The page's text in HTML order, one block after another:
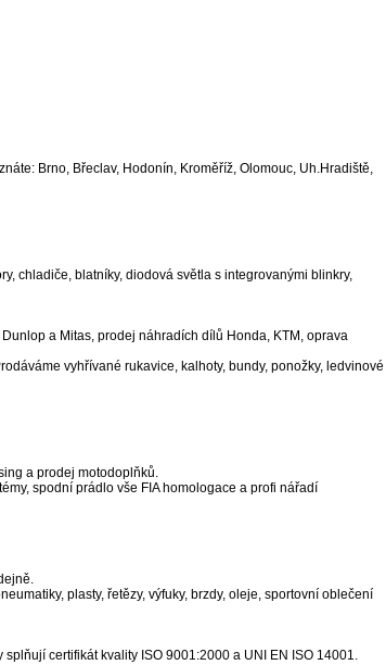
Brno, Břeclav, Hodonín, Kroměříž, Olomouc, Uh.Hradiště,
chladiče, blatníky, diodová světla s integrovanými blinkry,
a Mitas, prodej náhradích dílů Honda, KTM, oprava
vyhřívané rukavice, kalhoty, bundy, ponožky, ledvinové
a prodej motodoplňků.
spodní prádlo vše FIA homologace a profi nářadí
plasty, řetězy, výfuky, brzdy, oleje, sportovní oblečení
certifikát kvality ISO 9001:2000 a UNI EN ISO 14001.